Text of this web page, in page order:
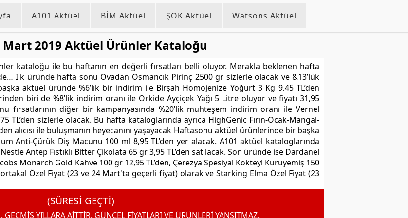
A101 Aktüel BİM Aktüel ŞOK Aktüel Watsons Aktüel
Mart 2019 Aktüel Ürünler Kataloğu
kataloğu ile bu haftanın en değerli fırsatları belli oluyor. Merakla beklenen hafta
İlk üründe hafta sonu Ovadan Osmancık Pirinç 2500 gr sizlerle olacak ve &13’lük
aktüel üründe %6’lık bir indirim ile Birşah Homojenize Yoğurt 3 Kg 9,45 TL’den
biri de %8’lik indirim oranı ile Orkide Ayçiçek Yağı 5 Litre oluyor ve fiyatı 31,95
fırsatlarının diğer bir kampanyasında %20’lik muhteşem indirim oranı ile Vernel
TL’den sizlerle olacak. Bu hafta kataloglarında ayrıca HighGenic Fırın-Ocak-Mangal-
alıcısı ile buluşmanın heyecanını yaşayacak Haftasonu aktüel ürünlerinde bir başka
Anti-Çürük Diş Macunu 100 ml 8,95 TL’den yer alacak. A101 aktüel kataloglarında
Antep Fıstıklı Bitter Çikolata 65 gr 3,95 TL’den satılacak. Son üründe ise Dardanel
Monarch Gold Kahve 100 gr 12,95 TL’den, Çerezya Spesiyal Kokteyl Kuruyemiş 150
Özel Fiyat (23 ve 24 Mart'ta geçerli fiyat) olarak ve Starking Elma Özel Fiyat (23
(SÜRESİ GEÇTİ)
YILLARA AİTTİR. GÜNCEL FİYATLARI VE ÜRÜNLERİ YANSITMAZ.